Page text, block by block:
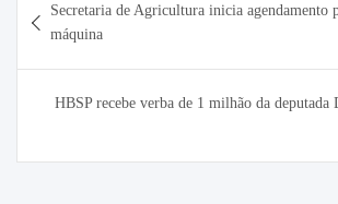
de
Post
Secretaria de Agricultura inicia agendamento
máquina
HBSP recebe verba de 1 milhão da deputada